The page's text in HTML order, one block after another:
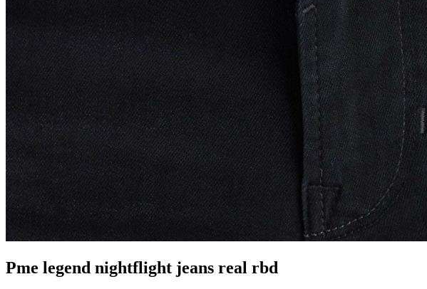
Pme legend nightflight jeans real rbd